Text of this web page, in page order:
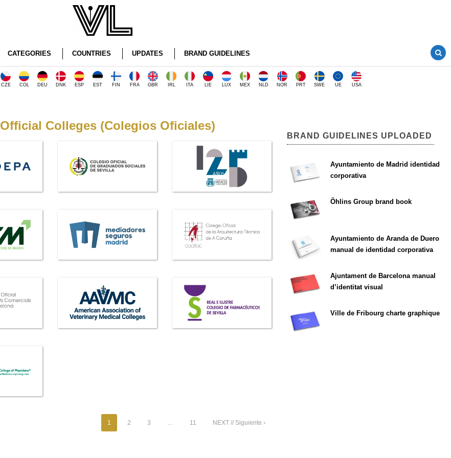
CATEGORIES COUNTRIES UPDATES BRAND GUIDELINES
CZE COL DEU DNK ESP EST FIN FRA GBR IRL ITA LIE LUX MEX NLD NOR PRT SWE UE USA
Official Colleges (Colegios Oficiales)
1 2 3 … 11 NEXT // Siguiente ›
BRAND GUIDELINES UPLOADED
Ayuntamiento de Madrid identidad
corporativa
Öhlins Group brand book
Ayuntamiento de Aranda de Duero
manual de identidad corporativa
Ajuntament de Barcelona manual
d’identitat visual
Ville de Fribourg charte graphique